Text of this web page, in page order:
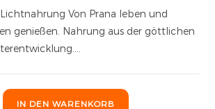
Von Prana leben und
genießen. Nahrung aus der göttlichen
IN DEN WARENKORB